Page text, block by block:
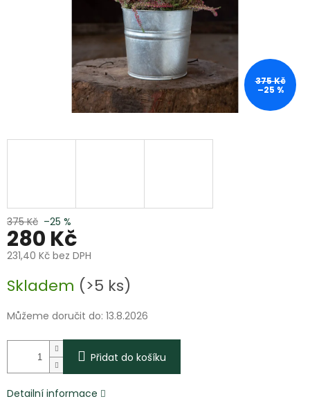
375 Kč
–25 %
375 Kč –25 %
280 Kč
231,40 Kč bez DPH
cena:
Skladem (>5 ks)
Můžeme doručit do: 13.8.2026
Přidat do košíku
Detailní informace